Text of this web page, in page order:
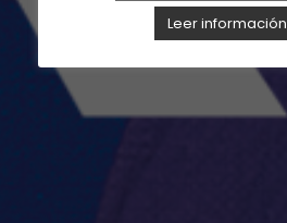
Leer información